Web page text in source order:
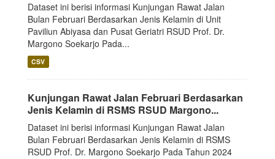
Dataset ini berisi informasi Kunjungan Rawat Jalan
Bulan Februari Berdasarkan Jenis Kelamin di Unit
Paviliun Abiyasa dan Pusat Geriatri RSUD Prof. Dr.
Margono Soekarjo Pada...
CSV
Kunjungan Rawat Jalan Februari Berdasarkan
Jenis Kelamin di RSMS RSUD Margono...
Dataset ini berisi informasi Kunjungan Rawat Jalan
Bulan Februari Berdasarkan Jenis Kelamin di RSMS
RSUD Prof. Dr. Margono Soekarjo Pada Tahun 2024